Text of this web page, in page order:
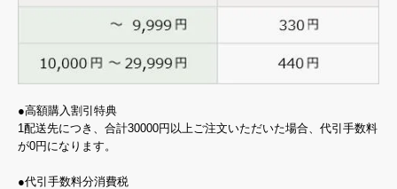
●高額購入割引特典
1配送先につき、合計30000円以上ご注文いただいた場合、代引手数料
が0円になります。
●代引手数料分消費税